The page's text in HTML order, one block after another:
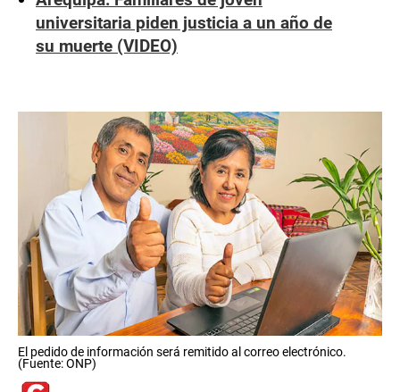
universitaria piden justicia a un año de
su muerte (VIDEO)
El pedido de información será remitido al correo electrónico.
(Fuente: ONP)